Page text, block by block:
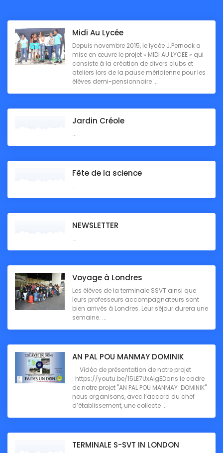
Midi Au Lycée
Depuis novembre 2015, le lycée J.Pernock a
mise en œuvre le projet « MIDI AU LYCEE » qui
consiste à la création de divers clubs et
ateliers lors de la pause méridienne pour les
élèves demi-pensionnaire ...
Jardin Créole
...
Fête de la science
...
NEWSLETTER
...
Voyage à Londres
Les élèves de la terminale SSVT ainsi que
leurs professeurs accompagnateurs sont
bien arrivés à Londres. Leur séjour durera une
semaine. ...
AN PAL POU MANMAY DOMINIK
Vidéo de présentation de notre projet
: https://youtu.be/15LE7UxAlgEDans le cadre
de notre projet "AN PAL POU MANMAY DOMINIK"
nous organisons, avec l’accord du chef
d’établissement, une collecte ...
TERMINALE S-SVT IN LONDON